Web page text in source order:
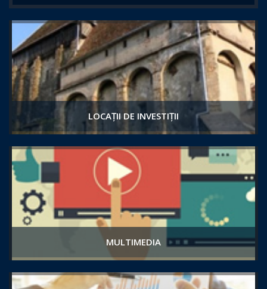
LOCAȚII DE INVESTIȚII
MULTIMEDIA